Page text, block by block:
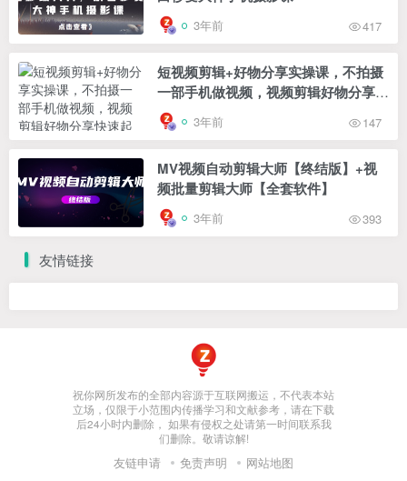
3年前 417
短视频剪辑+好物分享实操课，​不拍摄
一部手机做视频，视频剪辑好物分享快
速起号 3年前 147
MV视频自动剪辑大师【终结版】+视
频批量剪辑大师【全套软件】
3年前 393
友情链接
祝你网所发布的全部内容源于互联网搬运，不代表本站
立场，仅限于小范围内传播学习和文献参考，请在下载
后24小时内删除， 如果有侵权之处请第一时间联系我
们删除。敬请谅解!
友链申请 免责声明 网站地图